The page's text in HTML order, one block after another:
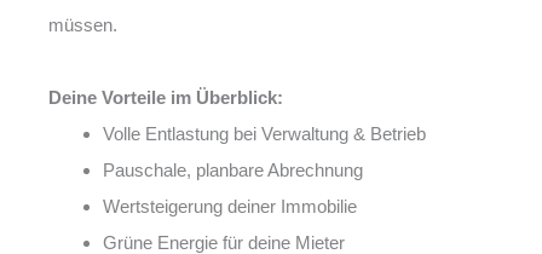
müssen.
Deine Vorteile im Überblick:
Volle Entlastung bei Verwaltung & Betrieb
Pauschale, planbare Abrechnung
Wertsteigerung deiner Immobilie
Grüne Energie für deine Mieter